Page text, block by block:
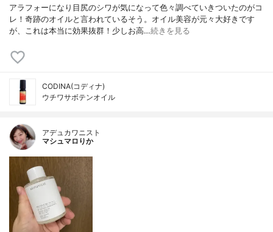
アラフォーになり目尻のシワが気になって色々調べていきついたのがコ
レ！奇跡のオイルと言われているそう。オイル美容が元々大好きです
が、これは本当に効果抜群！少しお高…続きを見る
CODINA(コディナ)
ウチワサボテンオイル
アデュカワニスト
マシュマロりか